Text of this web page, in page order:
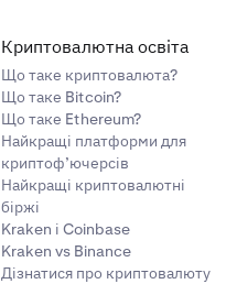
Криптовалютна освіта
Що таке криптовалюта?
Що таке Bitcoin?
Що таке Ethereum?
Найкращі платформи для
криптоф’ючерсів
Найкращі криптовалютні
біржі
Kraken і Coinbase
Kraken vs Binance
Дізнатися про криптовалюту